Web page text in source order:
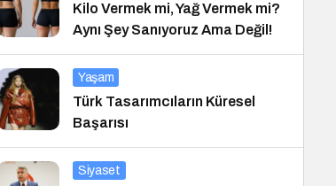
Kilo Vermek mi, Yağ Vermek mi?
Aynı Şey Sanıyoruz Ama Değil!
Yaşam
Türk Tasarımcıların Küresel
Başarısı
Siyaset